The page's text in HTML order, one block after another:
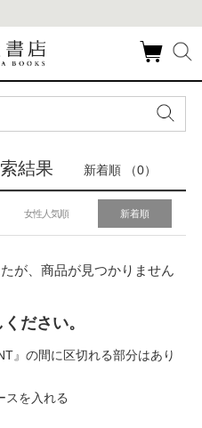
結果 新着順 （0）
女性人気順 新着順
が、商品が見つかりません
ださい。
』の間に区切れる部分はあり
スを入れる